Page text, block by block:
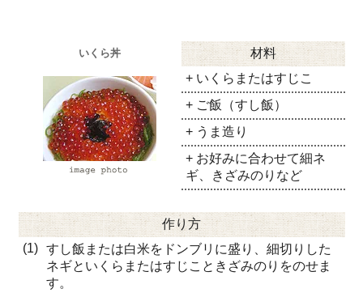
いくら丼
材料
+ いくらまたはすじこ
+ ご飯（すし飯）
+ うま造り
+ お好みに合わせて細ネ
ギ、きざみのりなど
作り方
(1)
すし飯または白米をドンブリに盛り、細切りした
ネギといくらまたはすじこときざみのりをのせま
す。